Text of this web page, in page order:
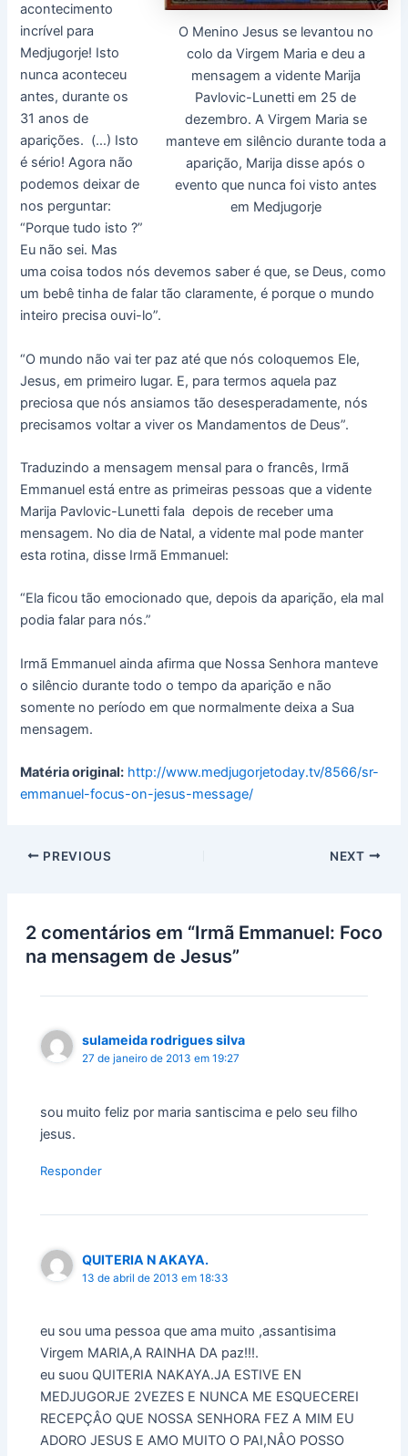
O Menino Jesus se levantou no
colo da Virgem Maria e deu a
mensagem a vidente Marija
Pavlovic-Lunetti em 25 de
dezembro. A Virgem Maria se
manteve em silêncio durante toda a
aparição, Marija disse após o
evento que nunca foi visto antes
em Medjugorje
acontecimento
incrível para
Medjugorje! Isto
nunca aconteceu
antes, durante os
31 anos de
aparições. (…) Isto
é sério! Agora não
podemos deixar de
nos perguntar:
“Porque tudo isto ?”
Eu não sei. Mas
uma coisa todos nós devemos saber é que, se Deus, como
um bebê tinha de falar tão claramente, é porque o mundo
inteiro precisa ouvi-lo”.
“O mundo não vai ter paz até que nós coloquemos Ele,
Jesus, em primeiro lugar. E, para termos aquela paz
preciosa que nós ansiamos tão desesperadamente, nós
precisamos voltar a viver os Mandamentos de Deus”.
Traduzindo a mensagem mensal para o francês, Irmã
Emmanuel está entre as primeiras pessoas que a vidente
Marija Pavlovic-Lunetti fala depois de receber uma
mensagem. No dia de Natal, a vidente mal pode manter
esta rotina, disse Irmã Emmanuel:
“Ela ficou tão emocionado que, depois da aparição, ela mal
podia falar para nós.”
Irmã Emmanuel ainda afirma que Nossa Senhora manteve
o silêncio durante todo o tempo da aparição e não
somente no período em que normalmente deixa a Sua
mensagem.
Matéria original: http://www.medjugorjetoday.tv/8566/sr-
emmanuel-focus-on-jesus-message/
PREVIOUS NEXT
2 comentários em “Irmã Emmanuel: Foco
na mensagem de Jesus”
sulameida rodrigues silva
27 de janeiro de 2013 em 19:27
sou muito feliz por maria santiscima e pelo seu filho
jesus.
Responder
QUITERIA N AKAYA.
13 de abril de 2013 em 18:33
eu sou uma pessoa que ama muito ,assantisima
Virgem MARIA,A RAINHA DA paz!!!.
eu suou QUITERIA NAKAYA.JA ESTIVE EN
MEDJUGORJE 2VEZES E NUNCA ME ESQUECEREI
RECEPÇÂO QUE NOSSA SENHORA FEZ A MIM EU
ADORO JESUS E AMO MUITO O PAI,NÂO POSSO